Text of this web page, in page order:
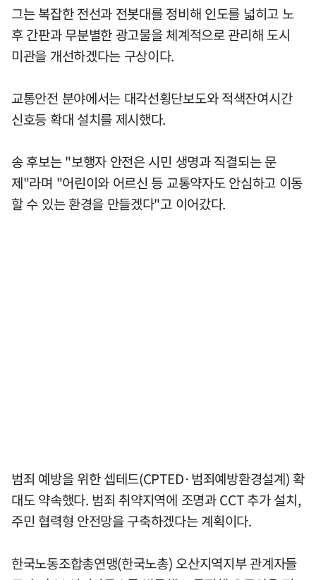
그는 복잡한 전선과 전봇대를 정비해 인도를 넓히고 노
후 간판과 무분별한 광고물을 체계적으로 관리해 도시
미관을 개선하겠다는 구상이다.
교통안전 분야에서는 대각선횡단보도와 적색잔여시간
신호등 확대 설치를 제시했다.
송 후보는 "보행자 안전은 시민 생명과 직결되는 문
제"라며 "어린이와 어르신 등 교통약자도 안심하고 이동
할 수 있는 환경을 만들겠다"고 이어갔다.
범죄 예방을 위한 셉테드(CPTED·범죄예방환경설계) 확
대도 약속했다. 범죄 취약지역에 조명과 CCT 추가 설치,
주민 협력형 안전망을 구축하겠다는 계획이다.
한국노동조합총연맹(한국노총) 오산지역지부 관계자들